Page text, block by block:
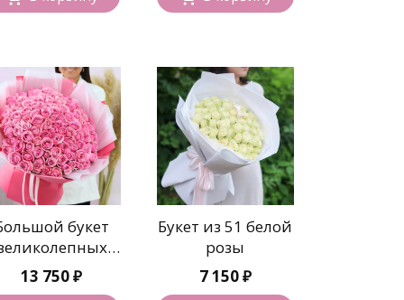
букет
розовых роз
13 750₽
Букет из 51 белой
розы
7 150₽